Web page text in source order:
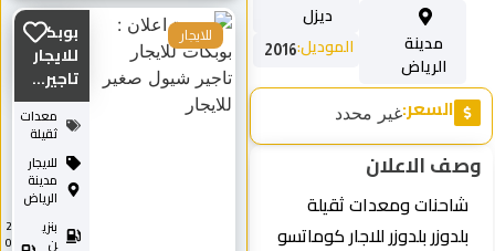
ديزل
الموديل:2016
مدينة
الرياض
السعر:غير محدد
وصف الاعلان
شاحنات ومعدات ثقيلة
بلدوزر بلدوزر للاجار كوماتسو
بوبكات
للايجار
تاجير...
معدات
ثقيلة
للايجار
مدينة
الرياض
بنزي
ن
للايجار